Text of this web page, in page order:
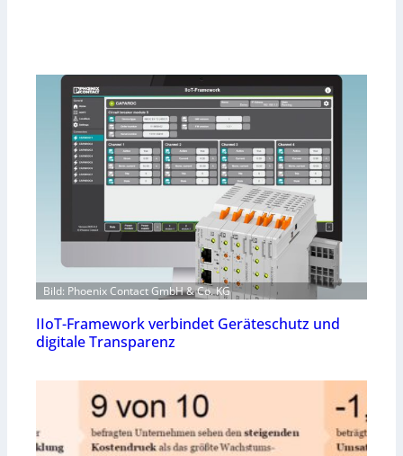
Bild: Phoenix Contact GmbH & Co. KG
IIoT-Framework verbindet Geräteschutz und
digitale Transparenz